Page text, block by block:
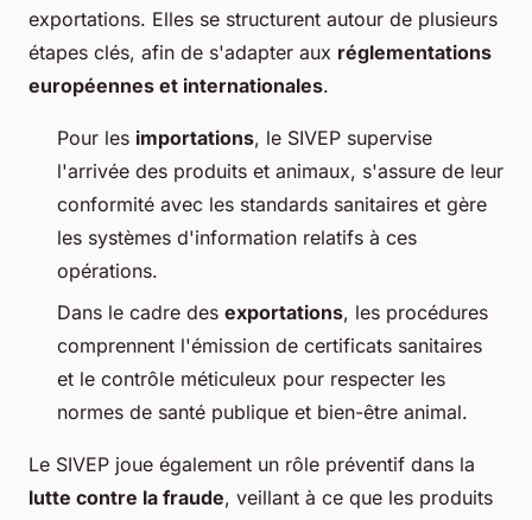
exportations. Elles se structurent autour de plusieurs
étapes clés, afin de s'adapter aux réglementations
européennes et internationales.
Pour les importations, le SIVEP supervise
l'arrivée des produits et animaux, s'assure de leur
conformité avec les standards sanitaires et gère
les systèmes d'information relatifs à ces
opérations.
Dans le cadre des exportations, les procédures
comprennent l'émission de certificats sanitaires
et le contrôle méticuleux pour respecter les
normes de santé publique et bien-être animal.
Le SIVEP joue également un rôle préventif dans la
lutte contre la fraude, veillant à ce que les produits